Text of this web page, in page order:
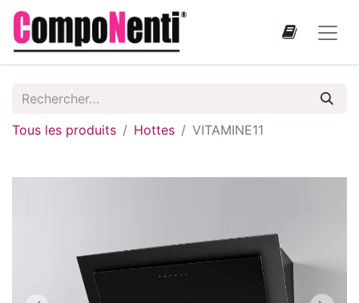
Tous les produits Hottes VITAMINE11